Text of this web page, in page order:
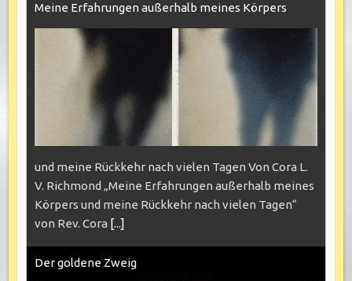
Meine Erfahrungen außerhalb meines Körpers
und meine Rückkehr nach vielen Tagen Von Cora L.
V. Richmond „Meine Erfahrungen außerhalb meines
Körpers und meine Rückkehr nach vielen Tagen“
von Rev. Cora [...]
Der goldene Zweig